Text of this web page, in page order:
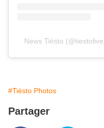
News Tiësto (@tiestolive_
#Tiësto Photos
Partager